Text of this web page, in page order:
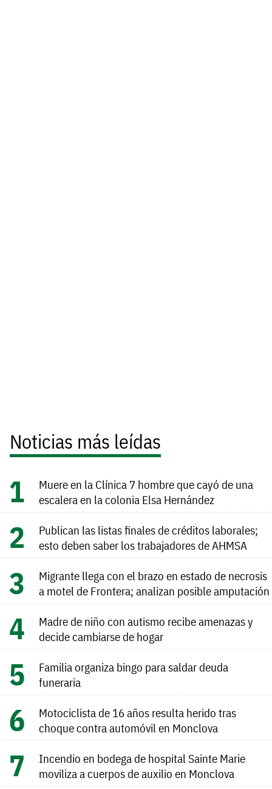
Noticias más leídas
Muere en la Clínica 7 hombre que cayó de una
escalera en la colonia Elsa Hernández
Publican las listas finales de créditos laborales;
esto deben saber los trabajadores de AHMSA
Migrante llega con el brazo en estado de necrosis
a motel de Frontera; analizan posible amputación
Madre de niño con autismo recibe amenazas y
decide cambiarse de hogar
Familia organiza bingo para saldar deuda
funeraria
Motociclista de 16 años resulta herido tras
choque contra automóvil en Monclova
Incendio en bodega de hospital Sainte Marie
moviliza a cuerpos de auxilio en Monclova